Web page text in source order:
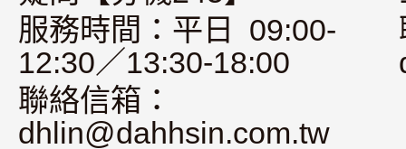
服務時間：平日 09:00-
12:30／13:30-18:00
聯絡信箱：
dhlin@dahhsin.com.tw